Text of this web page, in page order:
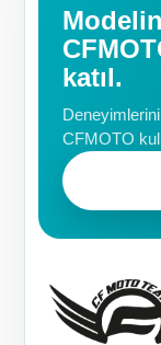
katıl.
CFMOTO